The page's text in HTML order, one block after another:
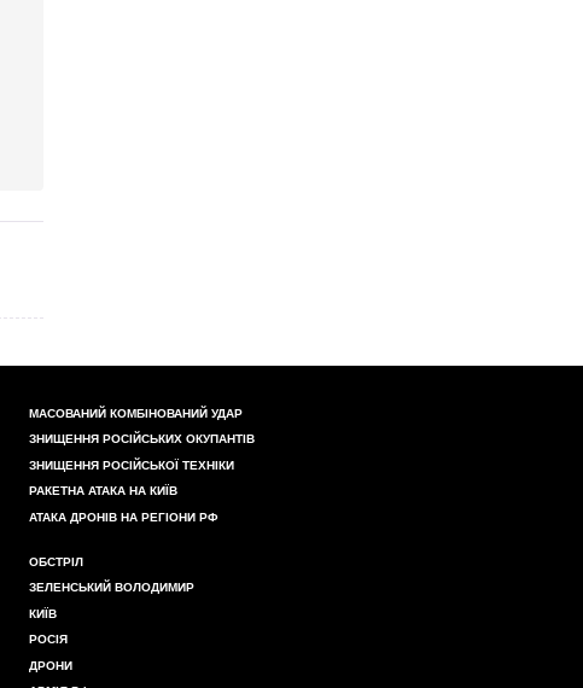
МАСОВАНИЙ КОМБІНОВАНИЙ УДАР
ЗНИЩЕННЯ РОСІЙСЬКИХ ОКУПАНТІВ
ЗНИЩЕННЯ РОСІЙСЬКОЇ ТЕХНІКИ
РАКЕТНА АТАКА НА КИЇВ
АТАКА ДРОНІВ НА РЕГІОНИ РФ
ОБСТРІЛ
ЗЕЛЕНСЬКИЙ ВОЛОДИМИР
КИЇВ
РОСІЯ
ДРОНИ